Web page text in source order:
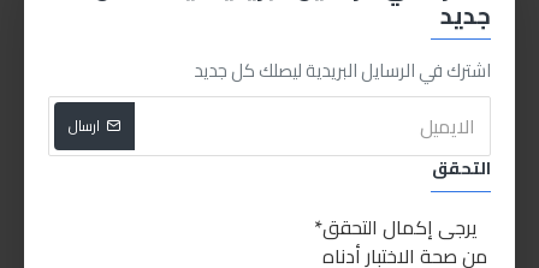
جديد
اشترك في الرسايل البريدية ليصلك كل جديد
ارسال
التحقق
يرجى إكمال التحقق
من صحة الاختبار أدناه
اشتري الان اشتري الان
غير متوفر